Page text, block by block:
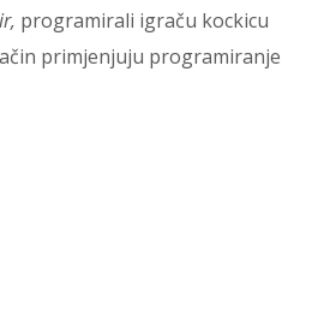
programirali igraču kockicu
primjenjuju programiranje